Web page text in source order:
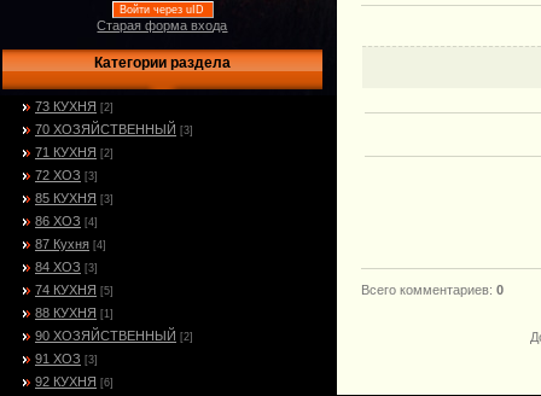
Войти через uID
Старая форма входа
Категории раздела
73 КУХНЯ [2]
70 ХОЗЯЙСТВЕННЫЙ [3]
71 КУХНЯ [2]
72 ХОЗ [3]
85 КУХНЯ [3]
86 ХОЗ [4]
87 Кухня [4]
84 ХОЗ [3]
74 КУХНЯ [5]
88 КУХНЯ [1]
90 ХОЗЯЙСТВЕННЫЙ [2]
91 ХОЗ [3]
92 КУХНЯ [6]
Всего комментариев: 0